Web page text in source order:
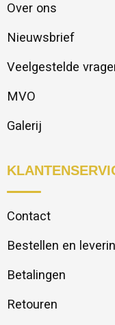
Over ons
Nieuwsbrief
Veelgestelde
MVO
Galerij
Contact
Bestellen en
Betalingen
Retouren